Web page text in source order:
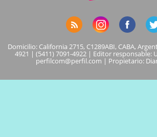
Domicilio: California 2715, C1289ABI, CABA,
4921 | (5411) 7091-4922 | Editor responsable:
perfilcom@perfil.com | Propietario: